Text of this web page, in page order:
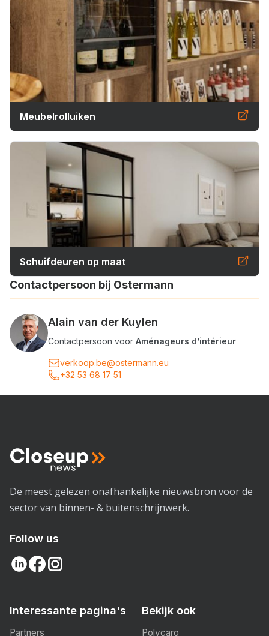
Meubelrolluiken
Schuifdeuren op maat
Contactpersoon bij Ostermann
Alain van der Kuylen
Contactpersoon voor Aménageurs d’intérieur
verkoop.be@ostermann.eu
+32 53 68 17 51
De meest gelezen onafhankelijke nieuwsbron voor de
sector van binnen- & buitenschrijnwerk.
Follow us
Interessante pagina's
Partners
Bekijk ook
Polycaro